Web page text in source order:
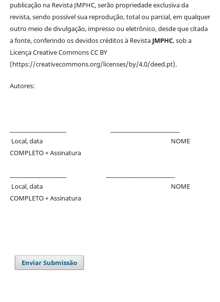
publicação na Revista JMPHC, serão propriedade exclusiva da
revista, sendo possível sua reprodução, total ou parcial, em qualquer
outro meio de divulgação, impresso ou eletrônico, desde que citada
a fonte, conferindo os devidos créditos à Revista JMPHC, sob a
Licença Creative Commons CC BY
(https://creativecommons.org/licenses/by/4.0/deed.pt).
Autores:
Local, data NOME
COMPLETO + Assinatura
Local, data NOME
COMPLETO + Assinatura
Enviar Submissão